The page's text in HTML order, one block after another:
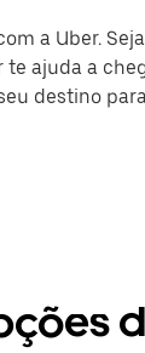
a Uber.
ajuda a
destino